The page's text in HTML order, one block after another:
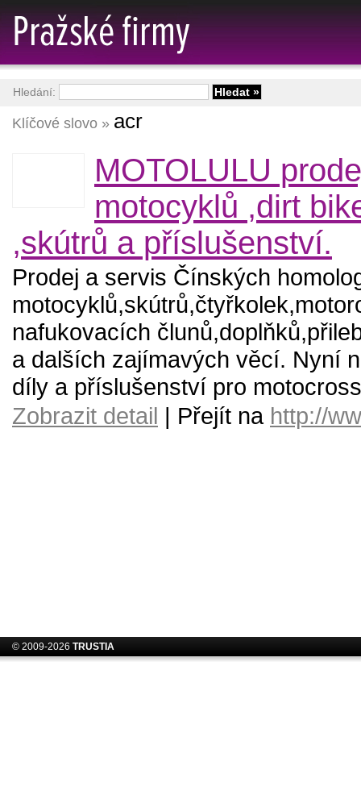
Klíčové slovo » acr
MOTOLULU
motocyklů ,dirt
,skútrů a příslušenství.
Prodej a servis Čínských
nafukovacích
a dalších zajímavých věcí. Nyní
díly a příslušenství pro
Zobrazit detail | Přejít na http://
Hledání:
© 2009-2026 TRUSTIA